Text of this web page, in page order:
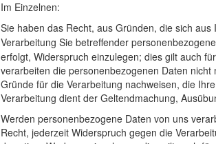
Im Einzelnen:
Sie haben das Recht, aus Gründen, die sich
Verarbeitung Sie betreffender
erfolgt, Widerspruch einzulegen; dies gilt auch
verarbeiten die personenbezogenen Daten
Gründe für die Verarbeitung nachweisen, die
Verarbeitung dient der Geltendmachung,
Werden personenbezogene Daten von uns
Recht, jederzeit Widerspruch gegen die